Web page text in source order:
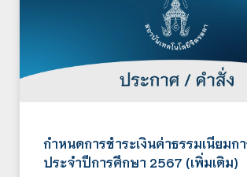
กำหนดการชำระเงินค่าธรรมเนียมก
ประจำปีการศึกษา 2567 (เพิ่มเติม)